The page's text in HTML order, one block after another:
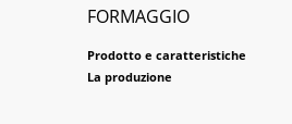
FORMAGGIO
Prodotto e caratteristiche
La produzione